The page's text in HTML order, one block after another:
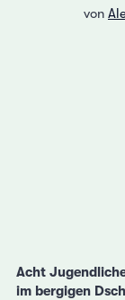
von
Acht
im bergigen